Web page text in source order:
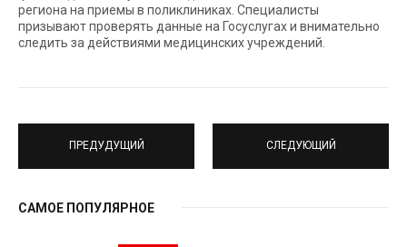
региона на приемы в поликлиниках. Специалисты
призывают проверять данные на Госуслугах и внимательно
следить за действиями медицинских учреждений.
ПРЕДУДУЩИЙ СЛЕДУЮЩИЙ
САМОЕ ПОПУЛЯРНОЕ